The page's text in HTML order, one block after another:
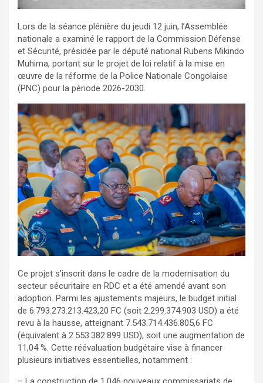
Lors de la séance plénière du jeudi 12 juin, l’Assemblée
nationale a examiné le rapport de la Commission Défense
et Sécurité, présidée par le député national Rubens Mikindo
Muhima, portant sur le projet de loi relatif à la mise en
œuvre de la réforme de la Police Nationale Congolaise
(PNC) pour la période 2026-2030.
Ce projet s’inscrit dans le cadre de la modernisation du
secteur sécuritaire en RDC et a été amendé avant son
adoption. Parmi les ajustements majeurs, le budget initial
de 6.793.273.213.423,20 FC (soit 2.299.374.903 USD) a été
revu à la hausse, atteignant 7.543.714.436.805,6 FC
(équivalent à 2.553.382.899 USD), soit une augmentation de
11,04 %. Cette réévaluation budgétaire vise à financer
plusieurs initiatives essentielles, notamment :